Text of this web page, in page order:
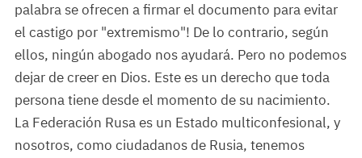
palabra se ofrecen a firmar el documento para evitar
el castigo por "extremismo"! De lo contrario, según
ellos, ningún abogado nos ayudará. Pero no podemos
dejar de creer en Dios. Este es un derecho que toda
persona tiene desde el momento de su nacimiento.
La Federación Rusa es un Estado multiconfesional, y
nosotros, como ciudadanos de Rusia, tenemos